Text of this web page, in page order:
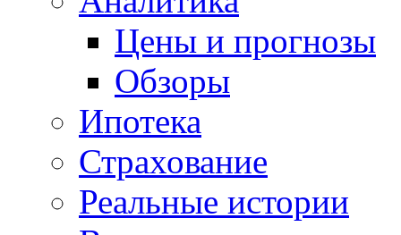
Цены и прогнозы
Обзоры
Ипотека
Страхование
Реальные истории